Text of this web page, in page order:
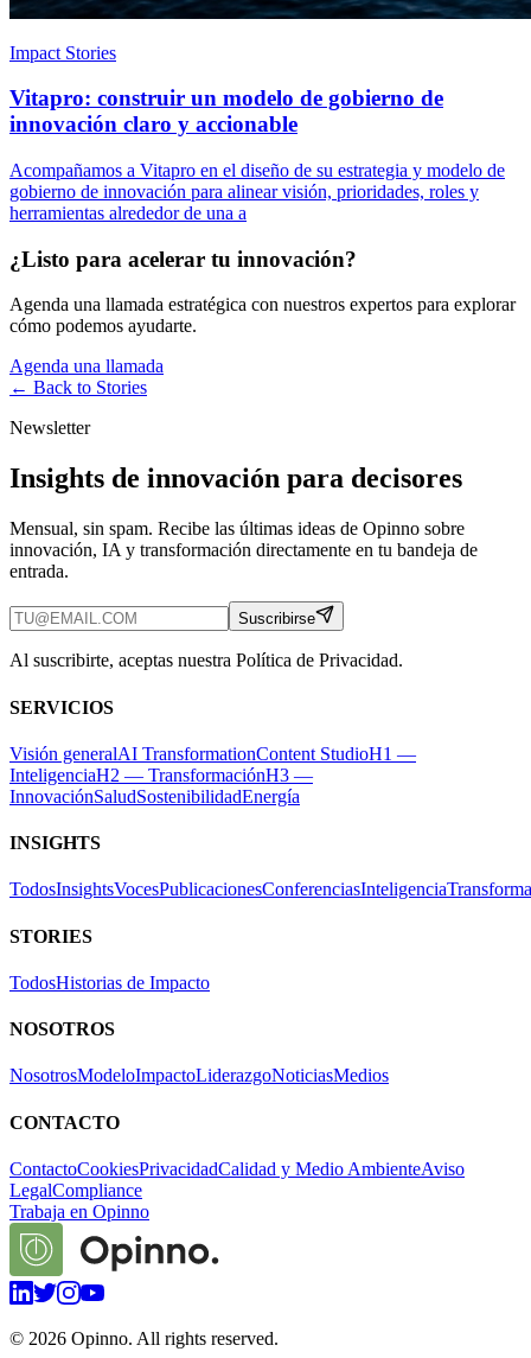
Impact Stories
Vitapro: construir un modelo de gobierno de
innovación claro y accionable
Acompañamos a Vitapro en el diseño de su estrategia y modelo de
gobierno de innovación para alinear visión, prioridades, roles y
herramientas alrededor de una a
¿Listo para acelerar tu innovación?
Agenda una llamada estratégica con nuestros expertos para explorar
cómo podemos ayudarte.
Agenda una llamada
← Back to Stories
Newsletter
Insights de innovación para decisores
Mensual, sin spam. Recibe las últimas ideas de Opinno sobre
innovación, IA y transformación directamente en tu bandeja de
entrada.
Suscribirse
Al suscribirte, aceptas nuestra Política de Privacidad.
SERVICIOS
Visión generalAI TransformationContent StudioH1 —
InteligenciaH2 — TransformaciónH3 —
InnovaciónSaludSostenibilidadEnergía
INSIGHTS
TodosInsightsVocesPublicacionesConferenciasInteligencia
STORIES
TodosHistorias de Impacto
NOSOTROS
NosotrosModeloImpactoLiderazgoNoticiasMedios
CONTACTO
ContactoCookiesPrivacidadCalidad y Medio AmbienteAviso
LegalCompliance
Trabaja en Opinno
© 2026 Opinno. All rights reserved.